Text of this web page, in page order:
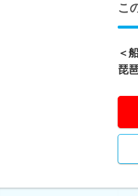
こ
＜
琵